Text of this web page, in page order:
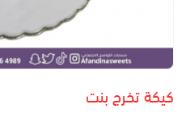
كيكة تخرج بنت